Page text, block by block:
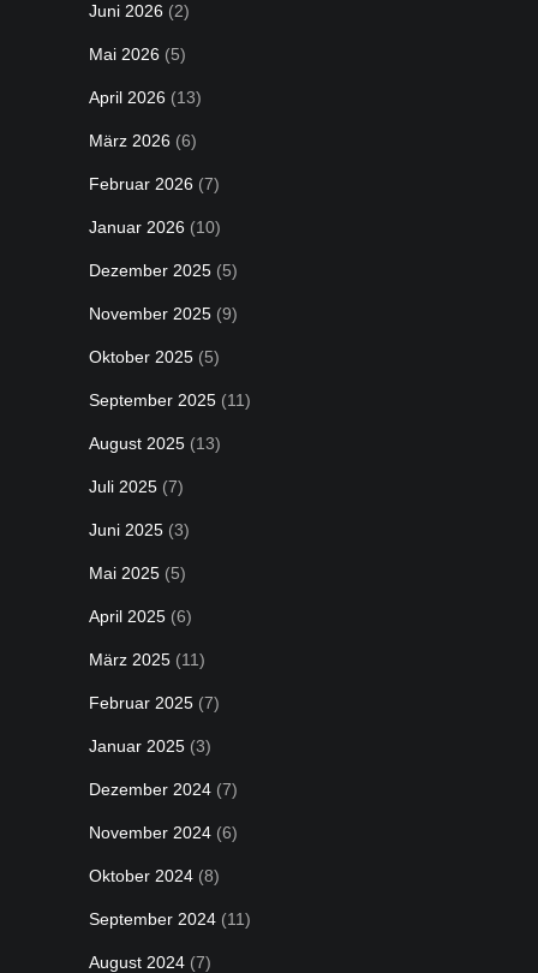
Juni 2026 (2)
Mai 2026 (5)
April 2026 (13)
März 2026 (6)
Februar 2026 (7)
Januar 2026 (10)
Dezember 2025 (5)
November 2025 (9)
Oktober 2025 (5)
September 2025 (11)
August 2025 (13)
Juli 2025 (7)
Juni 2025 (3)
Mai 2025 (5)
April 2025 (6)
März 2025 (11)
Februar 2025 (7)
Januar 2025 (3)
Dezember 2024 (7)
November 2024 (6)
Oktober 2024 (8)
September 2024 (11)
August 2024 (7)